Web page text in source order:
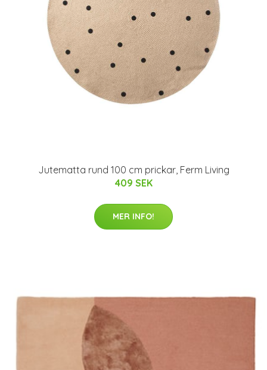
Jutematta rund 100 cm prickar, Ferm Living
409 SEK
MER INFO!